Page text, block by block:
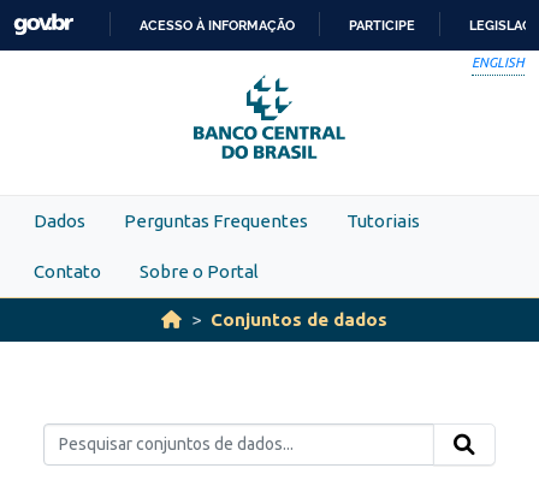
Skip to main content
PARA
O
CONTEÚDO
ACESSO À INFORMAÇÃO PARTICIPE
ENGLISH
Dados Perguntas Frequentes Tutoriais
Contato Sobre o Portal
Conjuntos de dados